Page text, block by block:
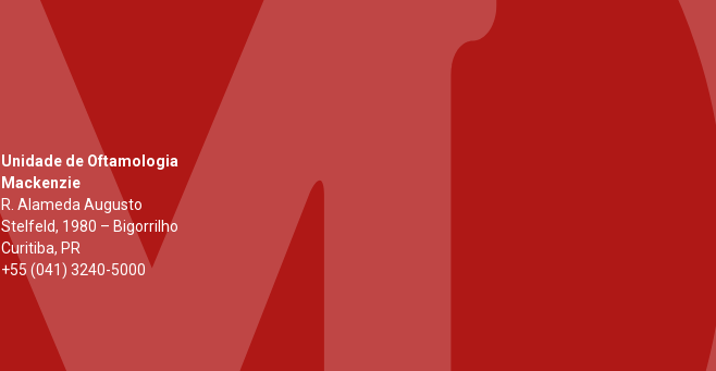
Unidade de Oftamologia
Mackenzie
R. Alameda Augusto
Stelfeld, 1980 – Bigorrilho
Curitiba, PR
+55 (041) 3240-5000